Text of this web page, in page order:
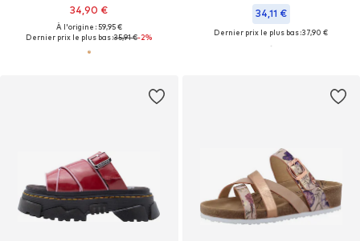
34,90 €
À l'origine : 59,95 €
Dernier prix le plus bas :35,91 €-2%
34,11 €
Dernier prix le plus bas :37,90 €